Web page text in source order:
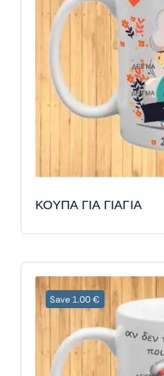
ΚΟΥΠΑ ΓΙΑ ΓΙΑΓΙΑ
Save 1.00 €